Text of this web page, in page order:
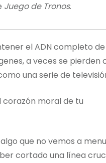
Juego de Tronos.
el ADN completo
a veces se pierden
una serie de
corazón moral de tu
que no vemos a
cortado una línea